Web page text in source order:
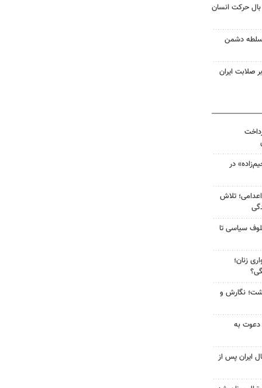
حرکت انسان
سلطه دشمن
صلابت ایران
در
تلاش
سیاسی تا
زنان؛
نگارش و
دعوت به
ایران پس از